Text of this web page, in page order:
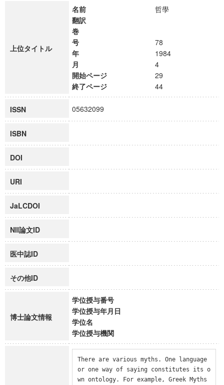
上位タイトル
名前
哲學
翻訳
巻
号
78
年
1984
月
4
開始ページ
29
終了ページ
44
ISSN 05632099
ISBN
DOI
URI
JaLCDOI
NII論文ID
医中誌ID
その他ID
博士論文情報
学位授与番号
学位授与年月日
学位名
学位授与機関
There are various myths. One language
or one way of saying constitutes its o
wn ontology. For example, Greek Myths